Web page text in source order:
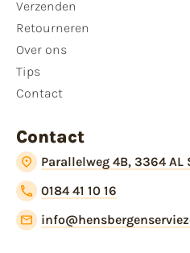
Verzenden
Retourneren
Over ons
Tips
Contact
Contact
Parallelweg 4B, 3364 AL
0184 41 10 16